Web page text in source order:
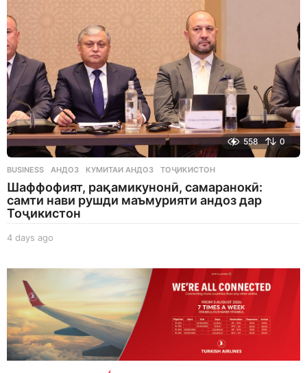
558 0
BUSINESS АНДОЗ ,КУМИТАИ АНДОЗ ,ТОҶИКИСТОН
Шаффофият, рақамикунонӣ, самаранокӣ:
самти нави рушди маъмурияти андоз дар
Тоҷикистон
4 days ago
g
o